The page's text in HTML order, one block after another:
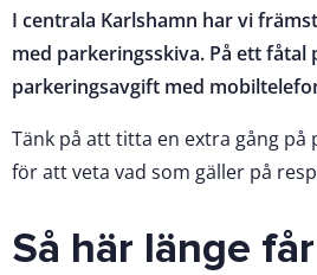
I centrala Karlshamn har vi
med parkeringsskiva. På ett fåtal
parkeringsavgift med
Tänk på att titta en extra gång på
för att veta vad som gäller på
Så här länge